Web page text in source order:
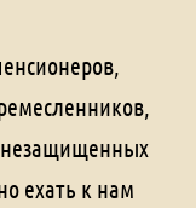
незащищенных
ехать к нам